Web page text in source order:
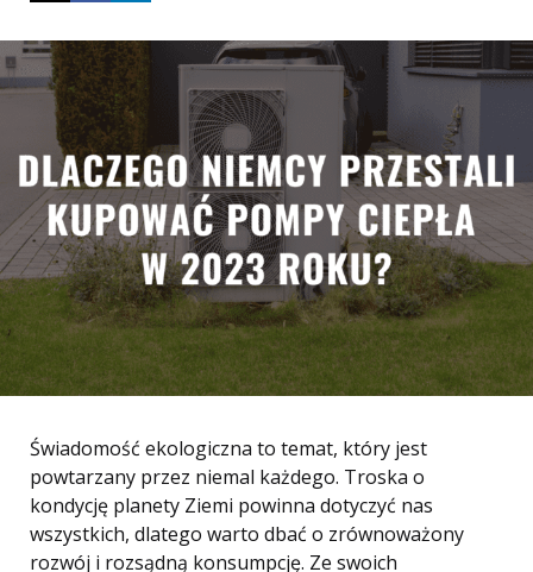
Świadomość ekologiczna to temat, który jest
powtarzany przez niemal każdego. Troska o
kondycję planety Ziemi powinna dotyczyć nas
wszystkich, dlatego warto dbać o zrównoważony
rozwój i rozsądną konsumpcję. Ze swoich